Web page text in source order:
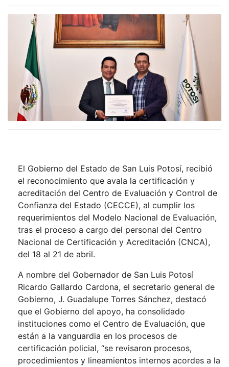
El Gobierno del Estado de San Luis Potosí, recibió
el reconocimiento que avala la certificación y
acreditación del Centro de Evaluación y Control de
Confianza del Estado (CECCE), al cumplir los
requerimientos del Modelo Nacional de Evaluación,
tras el proceso a cargo del personal del Centro
Nacional de Certificación y Acreditación (CNCA),
del 18 al 21 de abril.
A nombre del Gobernador de San Luis Potosí
Ricardo Gallardo Cardona, el secretario general de
Gobierno, J. Guadalupe Torres Sánchez, destacó
que el Gobierno del apoyo, ha consolidado
instituciones como el Centro de Evaluación, que
están a la vanguardia en los procesos de
certificación policial, “se revisaron procesos,
procedimientos y lineamientos internos acordes a la